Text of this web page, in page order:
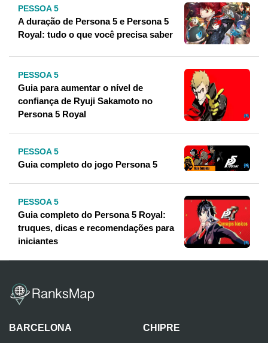
PESSOA 5
A duração de Persona 5 e Persona 5
Royal: tudo o que você precisa saber
PESSOA 5
Guia para aumentar o nível de
confiança de Ryuji Sakamoto no
Persona 5 Royal
PESSOA 5
Guia completo do jogo Persona 5
PESSOA 5
Guia completo do Persona 5 Royal:
truques, dicas e recomendações para
iniciantes
BARCELONA CHIPRE